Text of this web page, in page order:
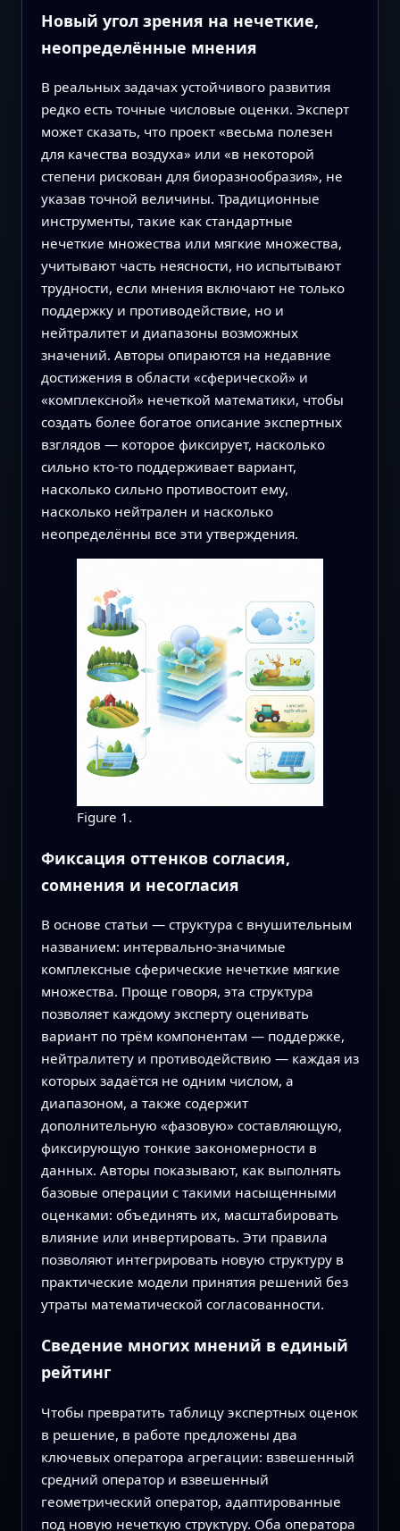
Новый угол зрения на нечеткие,
неопределённые мнения
В реальных задачах устойчивого развития
редко есть точные числовые оценки. Эксперт
может сказать, что проект «весьма полезен
для качества воздуха» или «в некоторой
степени рискован для биоразнообразия», не
указав точной величины. Традиционные
инструменты, такие как стандартные
нечеткие множества или мягкие множества,
учитывают часть неясности, но испытывают
трудности, если мнения включают не только
поддержку и противодействие, но и
нейтралитет и диапазоны возможных
значений. Авторы опираются на недавние
достижения в области «сферической» и
«комплексной» нечеткой математики, чтобы
создать более богатое описание экспертных
взглядов — которое фиксирует, насколько
сильно кто-то поддерживает вариант,
насколько сильно противостоит ему,
насколько нейтрален и насколько
неопределённы все эти утверждения.
Figure 1.
Фиксация оттенков согласия,
сомнения и несогласия
В основе статьи — структура с внушительным
названием: интервально-значимые
комплексные сферические нечеткие мягкие
множества. Проще говоря, эта структура
позволяет каждому эксперту оценивать
вариант по трём компонентам — поддержке,
нейтралитету и противодействию — каждая из
которых задаётся не одним числом, а
диапазоном, а также содержит
дополнительную «фазовую» составляющую,
фиксирующую тонкие закономерности в
данных. Авторы показывают, как выполнять
базовые операции с такими насыщенными
оценками: объединять их, масштабировать
влияние или инвертировать. Эти правила
позволяют интегрировать новую структуру в
практические модели принятия решений без
утраты математической согласованности.
Сведение многих мнений в единый
рейтинг
Чтобы превратить таблицу экспертных оценок
в решение, в работе предложены два
ключевых оператора агрегации: взвешенный
средний оператор и взвешенный
геометрический оператор, адаптированные
под новую нечеткую структуру. Оба оператора